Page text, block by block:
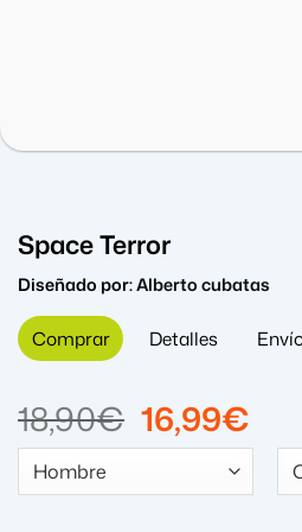
Space Terror
Diseñado por:Alberto cubatas
Comprar Detalles
18,90€ El
precio
original
16,99€